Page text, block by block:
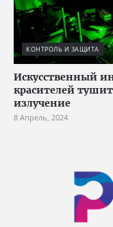
КОНТРОЛЬ И ЗАЩИТА
Искусственный
красителей
излучение
8 Апрель, 2024